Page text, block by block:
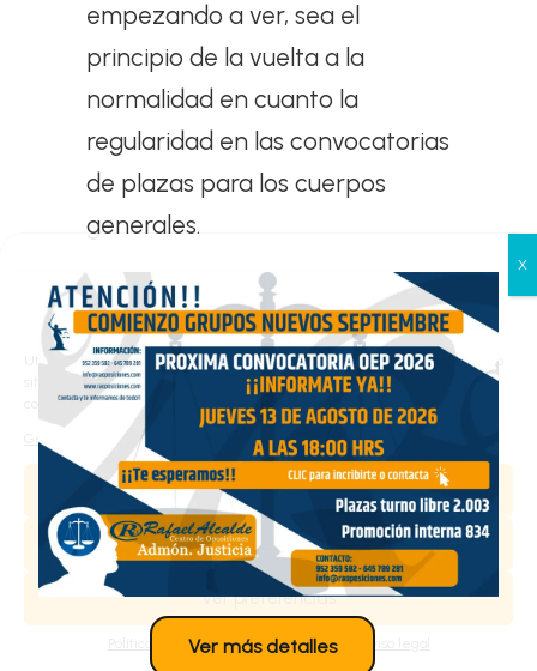
Gestionar el consentimiento
de las cookies
Utilizamos cookies propias y de terceros para analizar el tráfico en nuestro
sitio web y personalizar el contenido. Puede aceptar todas las cookies,
configurarlas según sus preferencias o rechazarlas.
Gestionar los servicios
Aceptar
Denegar
Ver preferencias
Política de cookiesPolítica de privacidad
empezando a ver, sea el
principio de la vuelta a la
normalidad en cuanto la
regularidad en las convocatorias
de plazas para los cuerpos
generales.
Resultado anterior Resultado siguiente
Nombre y Apellidos
Email
Teléfono
Selecciona un cuerpoVer más detalles